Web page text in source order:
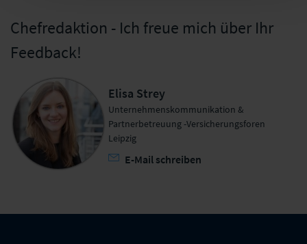
Chefredaktion - Ich freue mich über Ihr
Feedback!
Elisa Strey
Unternehmenskommunikation &
Partnerbetreuung -Versicherungsforen
Leipzig
E-Mail schreiben